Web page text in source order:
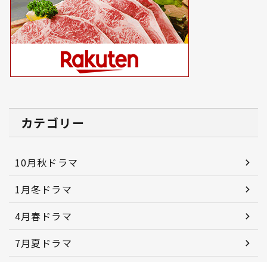
カテゴリー
10月秋ドラマ
1月冬ドラマ
4月春ドラマ
7月夏ドラマ